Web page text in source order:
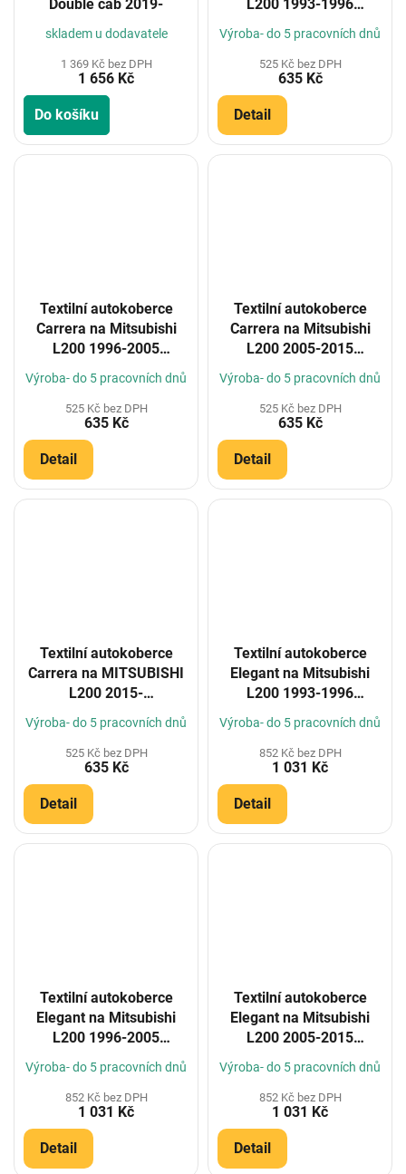
Double cab 2019-
skladem u dodavatele
1 369 Kč bez DPH
1 656 Kč
Do košíku
L200 1993-1996
(Konfigurátor)
Výroba- do 5 pracovních dnů
525 Kč bez DPH
635 Kč
Detail
Textilní autokoberce
Carrera na Mitsubishi
L200 1996-2005
(Konfigurátor)
Výroba- do 5 pracovních dnů
525 Kč bez DPH
635 Kč
Detail
Textilní autokoberce
Carrera na Mitsubishi
L200 2005-2015
(Konfigurátor)
Výroba- do 5 pracovních dnů
525 Kč bez DPH
635 Kč
Detail
Textilní autokoberce
Carrera na MITSUBISHI
L200 2015-
Výroba- do 5 pracovních dnů
525 Kč bez DPH
635 Kč
Detail
Textilní autokoberce
Elegant na Mitsubishi
L200 1993-1996
Výroba- do 5 pracovních dnů
852 Kč bez DPH
1 031 Kč
Detail
Textilní autokoberce
Elegant na Mitsubishi
L200 1996-2005
Výroba- do 5 pracovních dnů
852 Kč bez DPH
1 031 Kč
Detail
Textilní autokoberce
Elegant na Mitsubishi
L200 2005-2015
Výroba- do 5 pracovních dnů
852 Kč bez DPH
1 031 Kč
Detail